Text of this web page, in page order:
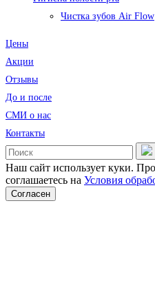
Чистка зубов Air Flow
Цены
Акции
Отзывы
До и после
CМИ о нас
Контакты
Наш сайт использует куки.
соглашаетесь на Условия